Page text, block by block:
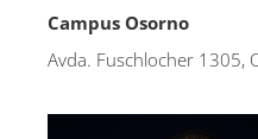
Campus Osorno
Avda. Fuschlocher 1305,